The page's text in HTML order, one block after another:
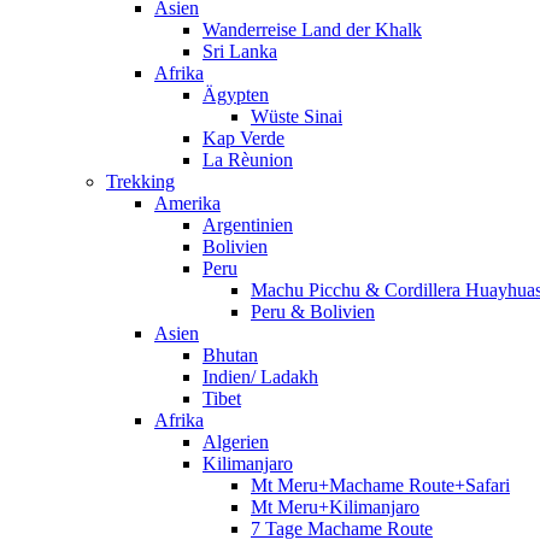
Asien
Wanderreise Land der Khalk
Sri Lanka
Afrika
Ägypten
Wüste Sinai
Kap Verde
La Rèunion
Trekking
Amerika
Argentinien
Bolivien
Peru
Machu Picchu & Cordillera
Peru & Bolivien
Asien
Bhutan
Indien/ Ladakh
Tibet
Afrika
Algerien
Kilimanjaro
Mt Meru+Machame Route+Safari
Mt Meru+Kilimanjaro
7 Tage Machame Route